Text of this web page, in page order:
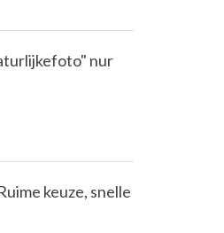
nur
keuze, snelle